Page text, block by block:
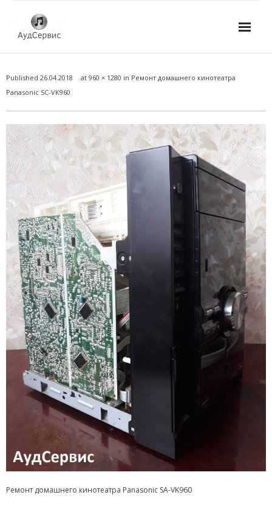
- Ремонт автомагнитол
- Ремонт микшерных пультов и консолей
- Ремонт активной акустики
- Ремонт домашних кинотеатров
- Ремонт музыкальных центров
- Ремонт аудио для клубов, ресторанов, школ
- Изготовление усилителей
Магазин
Наши работы
Отзывы
Гарантия
Доставка и оплата
- Улучшение звучания усилителя: развеиваем мифы о
апгрейде
- Последствия любительской установки Bluetooth модуля.
Published 26.04.2018 at 960 × 1280 in Ремонт домашнего кинотеатра
Panasonic SС-VK960
Ремонт домашнего кинотеатра Panasonic SА-VK960